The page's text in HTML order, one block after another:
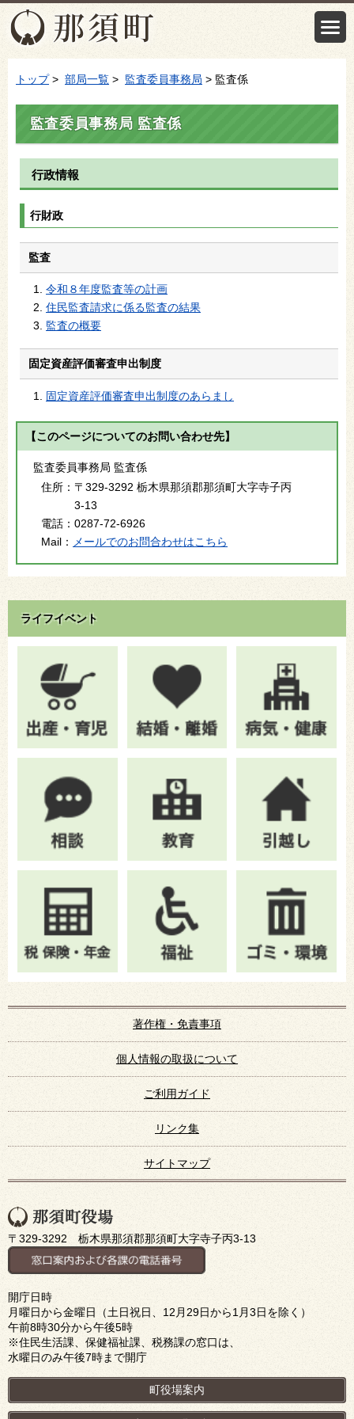
トップ> 部局一覧 > 監査委員事務局 > 監査係
監査委員事務局 監査係
行政情報
行財政
監査
令和８年度監査等の計画
住民監査請求に係る監査の結果
監査の概要
固定資産評価審査申出制度
固定資産評価審査申出制度のあらまし
【このページについてのお問い合わせ先】
監査委員事務局 監査係
住所： 〒329-3292 栃木県那須郡那須町大字寺子丙
3-13
電話： 0287-72-6926
Mail：
メールでのお問合わせはこちら
ライフイベント
著作権・免責事項
個人情報の取扱について
ご利用ガイド
リンク集
サイトマップ
〒329-3292 栃木県那須郡那須町大字寺子丙3-13
開庁日時
月曜日から金曜日（土日祝日、12月29日から1月3日を除く）
午前8時30分から午後5時
※住民生活課、保健福祉課、税務課の窓口は、
水曜日のみ午後7時まで開庁
町役場案内